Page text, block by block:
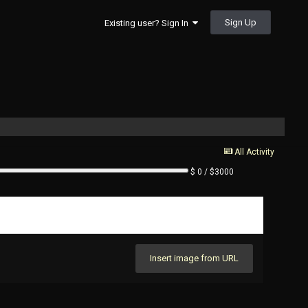
Existing user? Sign In Sign Up
All Activity
$ 0 / $3000
Insert image from URL